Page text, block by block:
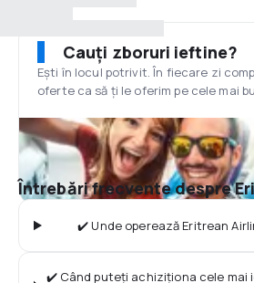
Cauți zboruri ieftine?
Ești în locul potrivit. În fiecare zi
oferte ca să ți le oferim pe cele mai
Întrebări frecvente despre
✔️ Unde operează Eritrean
✔️ Când puteți achiziționa cele mai